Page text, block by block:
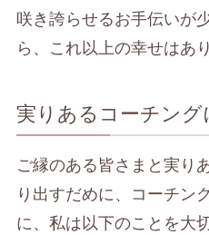
咲き誇らせるお手伝いが
ら、これ以上の幸せはあ
実りあるコーチング
ご縁のある皆さまと実り
り出すだめに、コーチン
に、私は以下のことを大